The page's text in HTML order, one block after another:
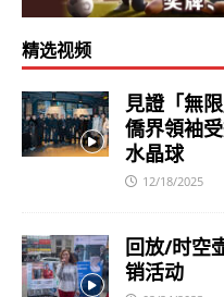
精选视频
見證「無
僑界領袖
水晶球
12/18/2025
回放/时空
销活动